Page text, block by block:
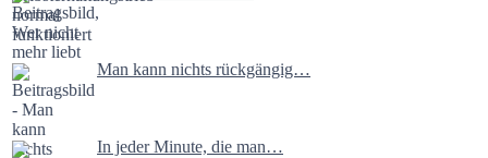
Man kann nichts rückgängig…
In jeder Minute, die man…